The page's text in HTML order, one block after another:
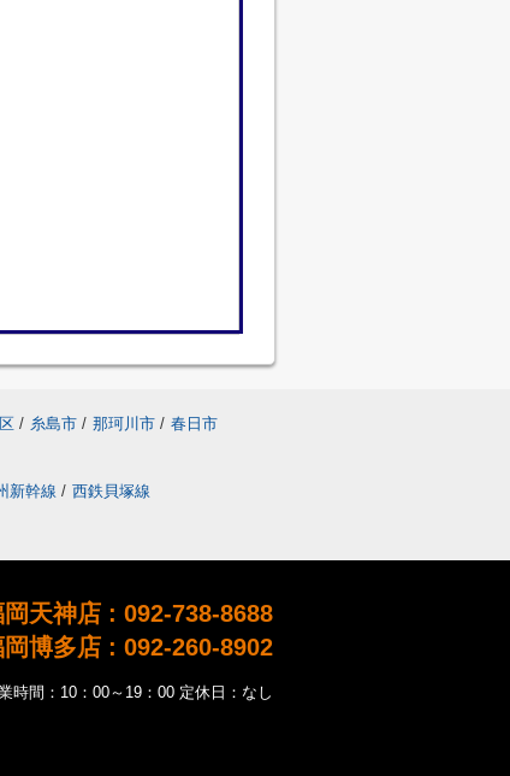
/ 糸島市 / 那珂川市 / 春日市
新幹線 / 西鉄貝塚線
岡天神店 : 092-738-8688
岡博多店 : 092-260-8902
時間：10：00～19：00 定休日：なし